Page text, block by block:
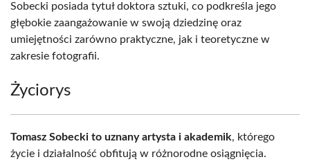
Sobecki posiada tytuł doktora sztuki, co podkreśla jego
głębokie zaangażowanie w swoją dziedzinę oraz
umiejętności zarówno praktyczne, jak i teoretyczne w
zakresie fotografii.
Życiorys
Tomasz Sobecki to uznany artysta i akademik, którego
życie i działalność obfitują w różnorodne osiągnięcia.